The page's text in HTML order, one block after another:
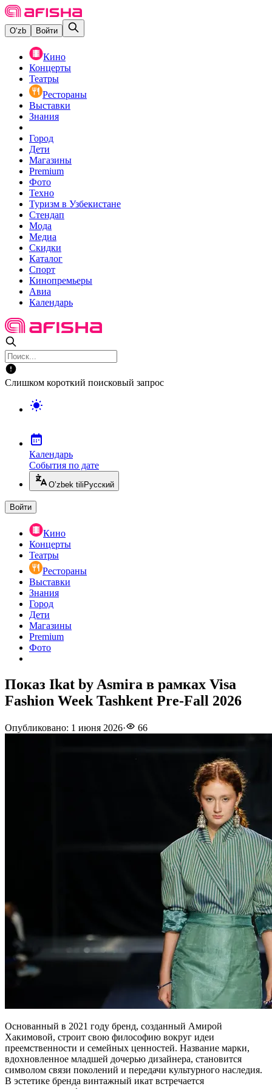
O‘zb Войти
Кино
Концерты
Театры
Рестораны
Выставки
Знания
Город
Дети
Магазины
Premium
Фото
Техно
Туризм в Узбекистане
Стендап
Мода
Медиа
Скидки
Каталог
Спорт
Кинопремьеры
Авиа
Календарь
Слишком короткий поисковый запрос
Календарь
События по дате
O’zbek tili Русский
Войти
Кино
Концерты
Театры
Рестораны
Выставки
Знания
Город
Дети
Магазины
Premium
Фото
Показ Ikat by Asmira в рамках Visa
Fashion Week Tashkent Pre-Fall 2026
Опубликовано: 1 июня 2026· 66
Основанный в 2021 году бренд, созданный Амирой
Хакимовой, строит свою философию вокруг идеи
преемственности и семейных ценностей. Название марки,
вдохновленное младшей дочерью дизайнера, становится
символом связи поколений и передачи культурного наследия.
В эстетике бренда винтажный икат встречается